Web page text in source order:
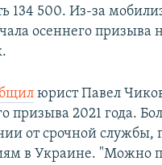
134 500. Из-за
осеннего призыва
юрист Павел
призыва 2021 года.
от срочной
в Украине. "Можно